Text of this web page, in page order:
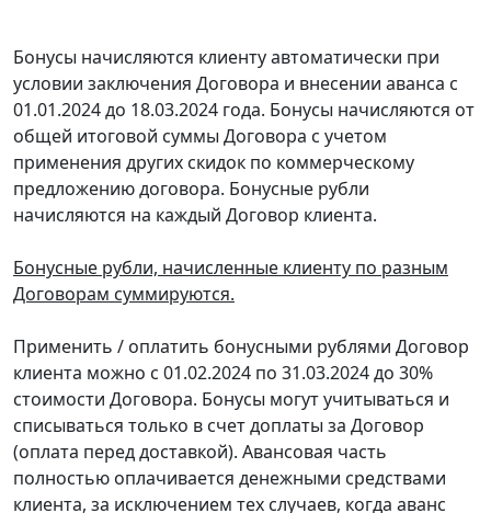
Бонусы начисляются клиенту автоматически при
условии заключения Договора и внесении аванса с
01.01.2024 до 18.03.2024 года. Бонусы начисляются от
общей итоговой суммы Договора с учетом
применения других скидок по коммерческому
предложению договора. Бонусные рубли
начисляются на каждый Договор клиента.
Бонусные рубли, начисленные клиенту по разным
Договорам суммируются.
Применить / оплатить бонусными рублями Договор
клиента можно с 01.02.2024 по 31.03.2024 до 30%
стоимости Договора. Бонусы могут учитываться и
списываться только в счет доплаты за Договор
(оплата перед доставкой). Авансовая часть
полностью оплачивается денежными средствами
клиента, за исключением тех случаев, когда аванс